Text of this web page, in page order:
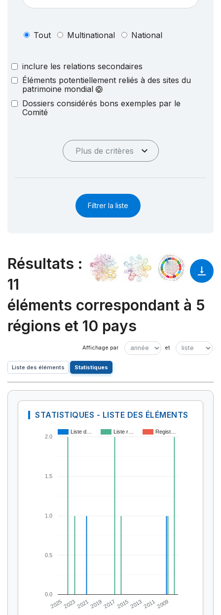
Tout Multinational National
inclure les relations secondaires
Éléments potentiellement reliés à des sites du
patrimoine mondial
Dossiers considérés bons exemples par le
Comité
Plus de critères
Filtrer la liste
Résultats :
11
éléments correspondant à 5
régions et 10 pays
Liste des éléments Statistiques
STATISTIQUES - LISTE DES ÉLÉMENTS
Liste d… Liste r… Regist…
20252023202120192017 2015201320112009
0.0
0.5
1.0
1.5
2.0